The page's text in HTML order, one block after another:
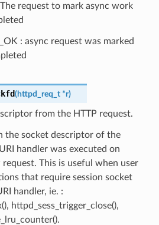
The request to mark async work
: async request was marked
(httpd_req_t *r)
from the HTTP request.
the socket descriptor of the
handler was executed on
This is useful when user
that require session socket
handler, ie. :
httpd_sess_trigger_close(),